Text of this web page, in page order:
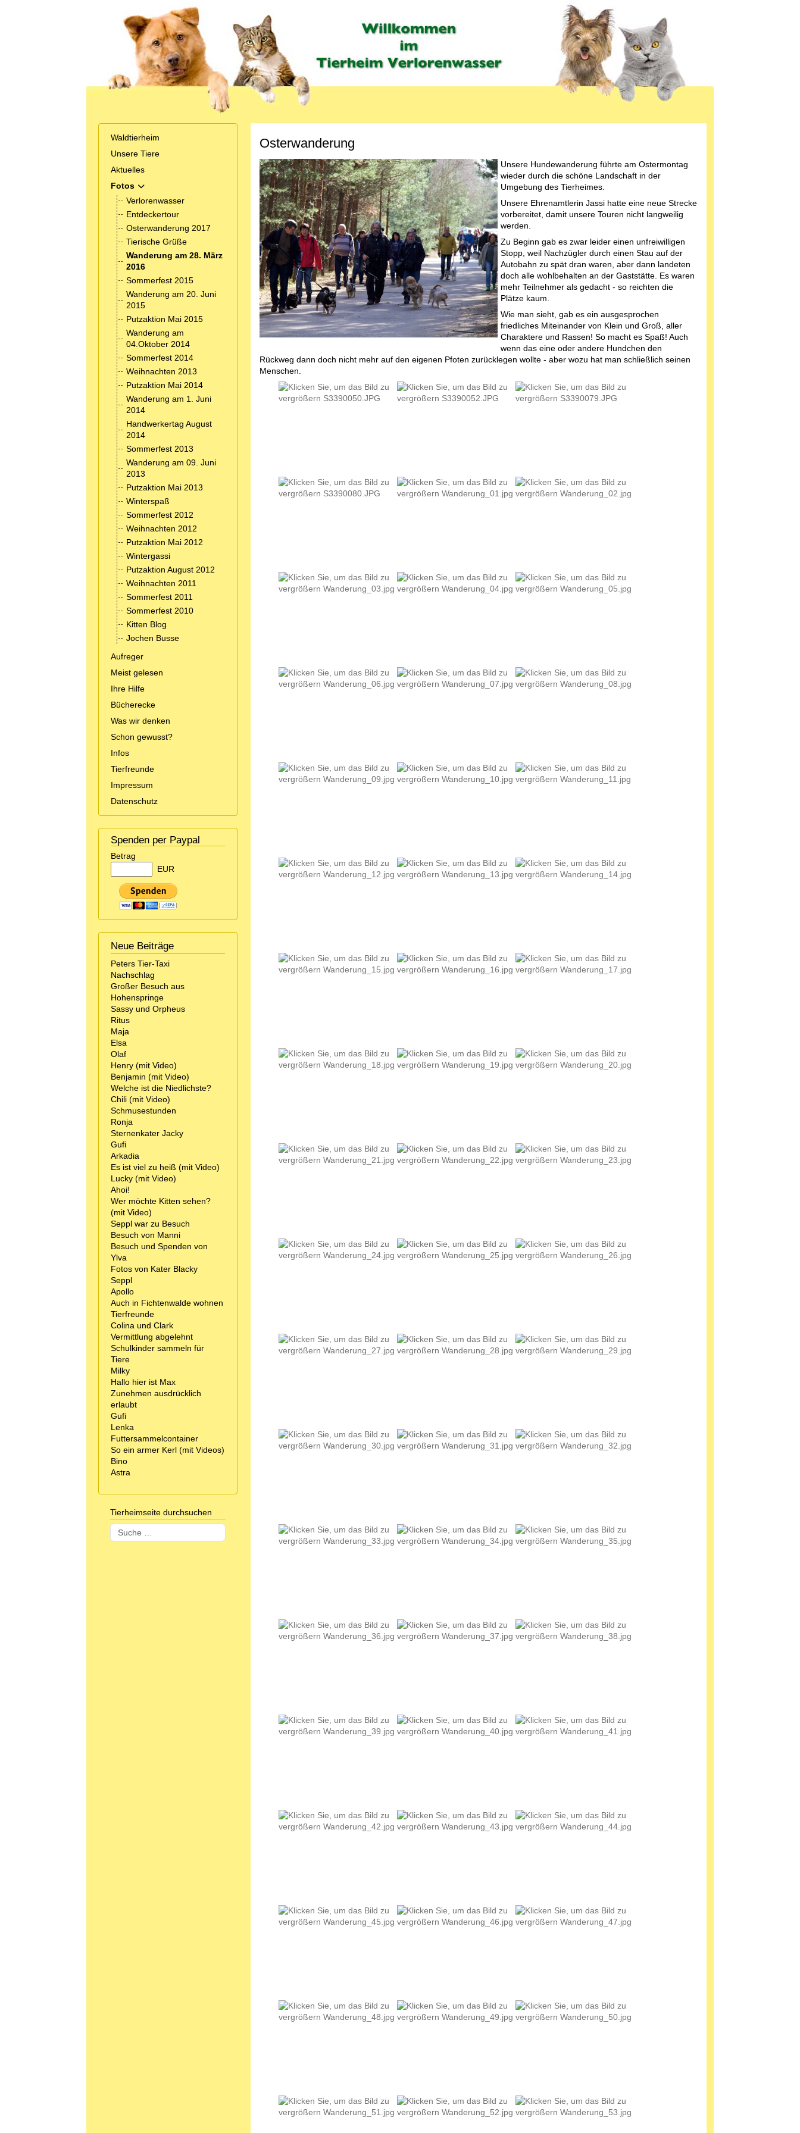
Waldtierheim
Unsere Tiere
Aktuelles
Fotos
MOD_MENU_TOGGLE_SUBMENU_LABEL
Verlorenwasser
Entdeckertour
Osterwanderung 2017
Tierische Grüße
Wanderung am 28. März
2016
Sommerfest 2015
Wanderung am 20. Juni
2015
Putzaktion Mai 2015
Wanderung am
04.Oktober 2014
Sommerfest 2014
Weihnachten 2013
Putzaktion Mai 2014
Wanderung am 1. Juni
2014
Handwerkertag August
2014
Sommerfest 2013
Wanderung am 09. Juni
2013
Putzaktion Mai 2013
Winterspaß
Sommerfest 2012
Weihnachten 2012
Putzaktion Mai 2012
Wintergassi
Putzaktion August 2012
Weihnachten 2011
Sommerfest 2011
Sommerfest 2010
Kitten Blog
Jochen Busse
Aufreger
Meist gelesen
Ihre Hilfe
Bücherecke
Was wir denken
Schon gewusst?
Infos
Tierfreunde
Impressum
Datenschutz
Spenden per Paypal
Betrag
EUR
Neue Beiträge
Peters Tier-Taxi
Nachschlag
Großer Besuch aus
Hohenspringe
Sassy und Orpheus
Ritus
Maja
Elsa
Olaf
Henry (mit Video)
Benjamin (mit Video)
Welche ist die Niedlichste?
Chili (mit Video)
Schmusestunden
Ronja
Sternenkater Jacky
Gufi
Arkadia
Es ist viel zu heiß (mit Video)
Lucky (mit Video)
Ahoi!
Wer möchte Kitten sehen?
(mit Video)
Seppl war zu Besuch
Besuch von Manni
Besuch und Spenden von
Ylva
Fotos von Kater Blacky
Seppl
Apollo
Auch in Fichtenwalde wohnen
Tierfreunde
Colina und Clark
Vermittlung abgelehnt
Schulkinder sammeln für
Tiere
Milky
Hallo hier ist Max
Zunehmen ausdrücklich
erlaubt
Gufi
Lenka
Futtersammelcontainer
So ein armer Kerl (mit Videos)
Bino
Astra
Tierheimseite durchsuchen
Suchen
Osterwanderung
Unsere Hundewanderung führte am Ostermontag
wieder durch die schöne Landschaft in der
Umgebung des Tierheimes.
Unsere Ehrenamtlerin Jassi hatte eine neue Strecke
vorbereitet, damit unsere Touren nicht langweilig
werden.
Zu Beginn gab es zwar leider einen unfreiwilligen
Stopp, weil Nachzügler durch einen Stau auf der
Autobahn zu spät dran waren, aber dann landeten
doch alle wohlbehalten an der Gaststätte. Es waren
mehr Teilnehmer als gedacht - so reichten die
Plätze kaum.
Wie man sieht, gab es ein ausgesprochen
friedliches Miteinander von Klein und Groß, aller
Charaktere und Rassen! So macht es Spaß! Auch
wenn das eine oder andere Hundchen den
Rückweg dann doch nicht mehr auf den eigenen Pfoten zurücklegen wollte - aber wozu hat man schließlich seinen
Menschen.